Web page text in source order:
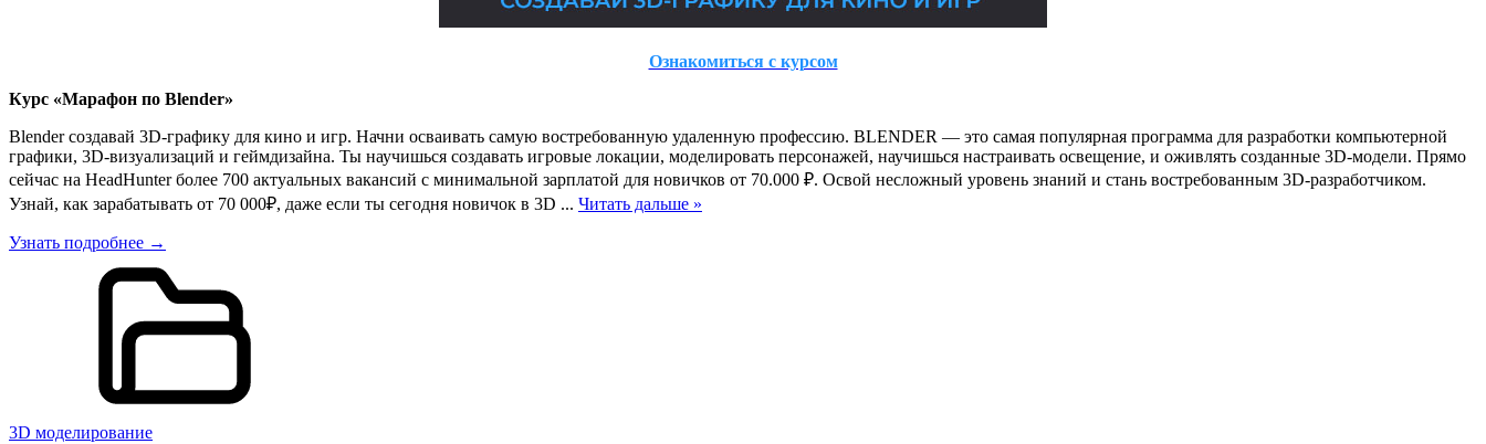
Ознакомиться с курсом
Курс «Марафон по Blender»
Blender создавай 3D-графику для кино и игр. Начни осваивать самую востребованную удаленную профессию. BLENDER — это самая популярная программа для разработки компьютерной
графики, 3D-визуализаций и геймдизайна. Ты научишься создавать игровые локации, моделировать персонажей, научишься настраивать освещение, и оживлять созданные 3D-модели. Прямо
сейчас на HeadHunter более 700 актуальных вакансий с минимальной зарплатой для новичков от 70.000 ₽. Освой несложный уровень знаний и стань востребованным 3D-разработчиком.
Узнай, как зарабатывать от 70 000₽, даже если ты сегодня новичок в 3D ... Читать дальше »
Узнать подробнее →
3D моделирование